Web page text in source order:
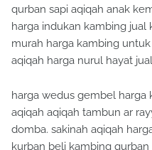
qurban sapi aqiqah anak
harga indukan kambing
murah harga kambing
aqiqah harga nurul hayat
harga wedus gembel harga
aqiqah aqiqah tambun ar
domba. sakinah aqiqah
kurban beli kambing